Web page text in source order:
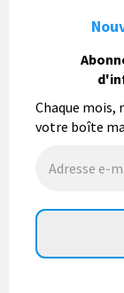
population
bulletin
photo gratuit
Vous pouvez
Chaque mois,
votre boîte